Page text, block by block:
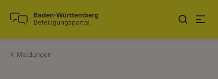
Zum Inhalt springen
Link zur Startseite
Meldungen